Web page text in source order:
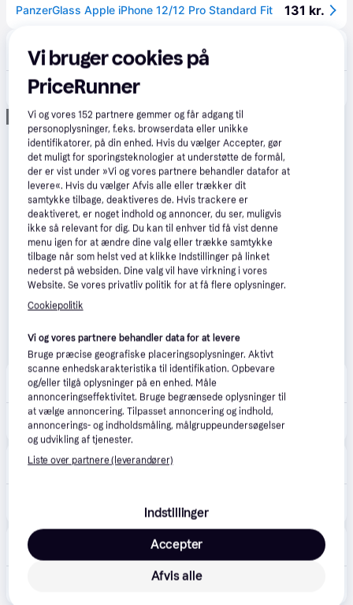
PanzerGlass Apple iPhone 12/12 Pro Standard Fit 131 kr.
59 kr. fragt,1-2 dage
PanzerGlass iPhone 12/12 Pro
Annonce
avXperten 4.8
49 kr. fragt,1 dag
PanzerGlass iPhone 12/12 Pro (Standard)
Eller 3 betalinger af 45 kr.
MOBILCOVERS.DK
2 dage
14. aug.
PanzerGlass Apple iPhone 12/12 Pro
Vi bruger cookies på
PriceRunner
Vi og vores152 partnere gemmer og får adgang til
personoplysninger, f.eks. browserdata eller unikke
identifikatorer, på din enhed. Hvis du vælger Accepter, gør
det muligt for sporingsteknologier at understøtte de formål,
der er vist under »Vi og vores partnere behandler datafor at
levere«. Hvis du vælger Afvis alle eller trækker dit
samtykke tilbage, deaktiveres de. Hvis trackere er
deaktiveret, er noget indhold og annoncer, du ser, muligvis
ikke så relevant for dig. Du kan til enhver tid få vist denne
menu igen for at ændre dine valg eller trække samtykke
tilbage når som helst ved at klikke Indstillinger på linket
nederst på websiden. Dine valg vil have virkning i vores
Website. Se vores privatliv politik for at få flere oplysninger.
Cookiepolitik
Vi og vores partnere behandler data for at levere
Bruge præcise geografiske placeringsoplysninger. Aktivt
scanne enhedskarakteristika til identifikation. Opbevare
og/eller tilgå oplysninger på en enhed. Måle
annonceringseffektivitet. Bruge begrænsede oplysninger til
at vælge annoncering. Tilpasset annoncering og indhold,
annoncerings- og indholdsmåling, målgruppeundersøgelser
og udvikling af tjenester.
Liste over partnere (leverandører)
Indstillinger
Afvis alle
Accepter